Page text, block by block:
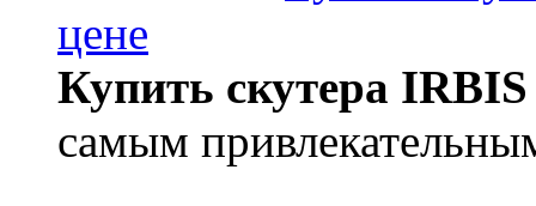
цене
Купить скутера IRBIS
самым